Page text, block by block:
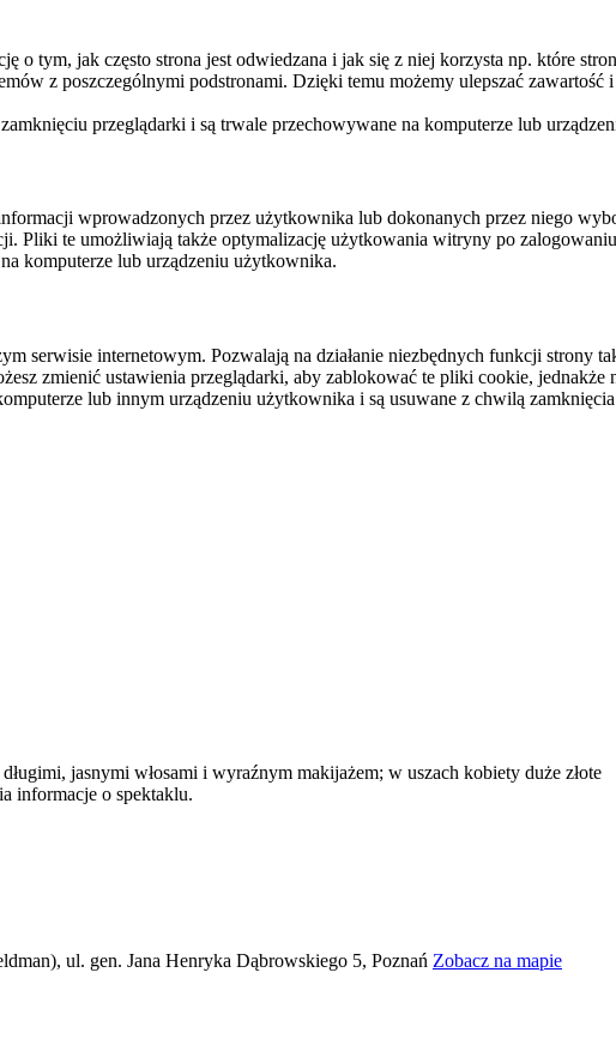
o tym, jak często strona jest odwiedzana i jak się z niej korzysta np. które
z poszczególnymi podstronami. Dzięki temu możemy ulepszać zawartość
przeglądarki i są trwale przechowywane na komputerze lub
wprowadzonych przez użytkownika lub dokonanych przez niego
Pliki te umożliwiają także optymalizację użytkowania witryny po
komputerze lub urządzeniu użytkownika.
serwisie internetowym. Pozwalają na działanie niezbędnych funkcji strony
zmienić ustawienia przeglądarki, aby zablokować te pliki cookie,
lub innym urządzeniu użytkownika i są usuwane z chwilą
ul. gen. Jana Henryka Dąbrowskiego 5, Poznań Zobacz na mapie